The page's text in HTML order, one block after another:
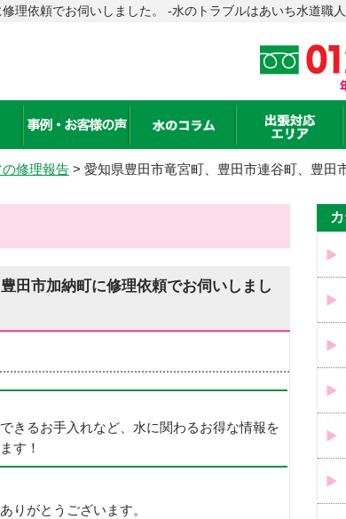
理依頼でお伺いしました。 -水のトラブルはあいち水道職人
修理報告 > 愛知県豊田市竜宮町、豊田市連谷町、豊田
田市加納町に修理依頼でお伺いしまし
きるお手入れなど、水に関わるお得な情報を
す！
りがとうございます。